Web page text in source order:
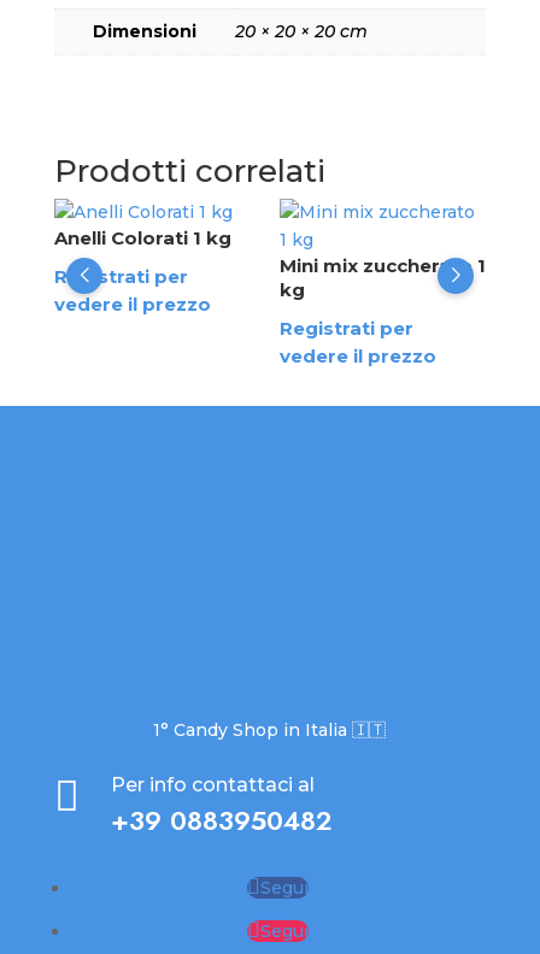
Dimensioni 20 × 20 × 20 cm
Prodotti correlati
Anelli Colorati 1 kg
Registrati per
vedere il prezzo
Mini mix zuccherato 1
kg
Registrati per
vedere il prezzo
1° Candy Shop in Italia 🇮🇹
 Per info contattaci al
+39 0883950482
Segui
Segui